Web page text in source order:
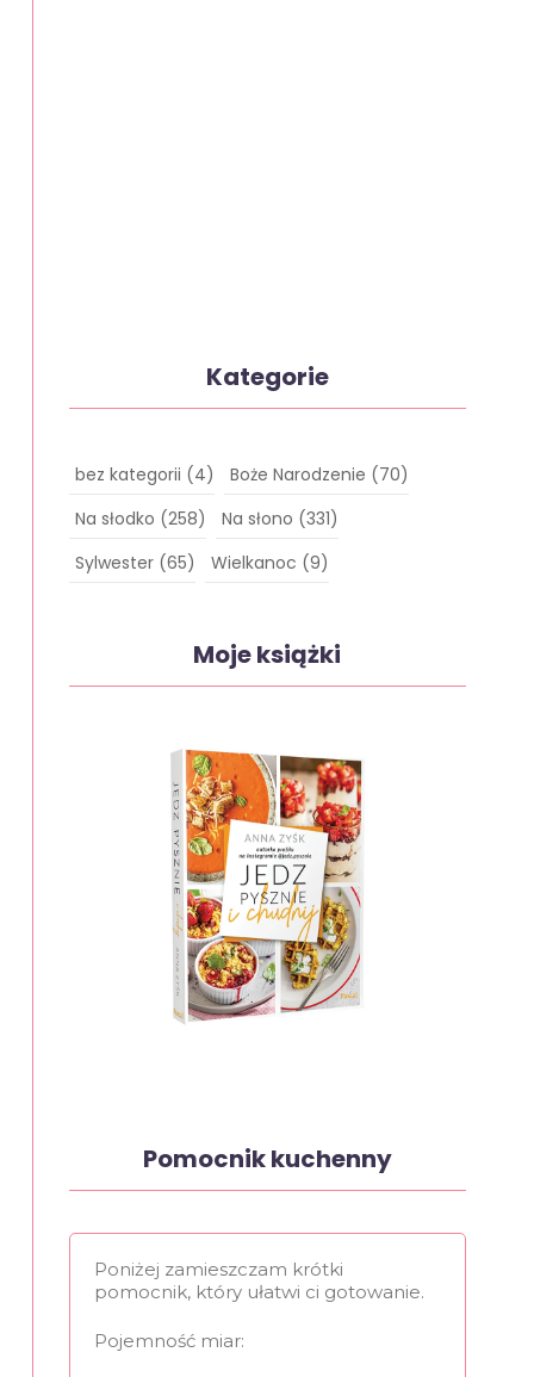
Kategorie
bez kategorii (4) Boże Narodzenie (70)
Na słodko (258) Na słono (331)
Sylwester(65) Wielkanoc (9)
Moje książki
Pomocnik kuchenny
Poniżej zamieszczam krótki
pomocnik, który ułatwi ci gotowanie.
Pojemność miar: